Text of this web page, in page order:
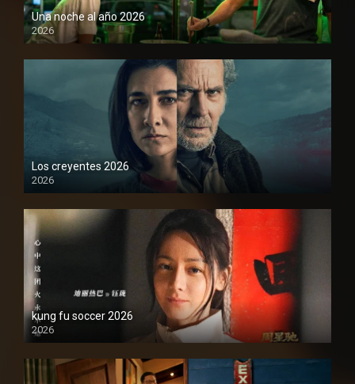
Una noche al año 2026
2026
1080P
Los creyentes 2026
2026
1080P
kung fu soccer 2026
2026
1080P